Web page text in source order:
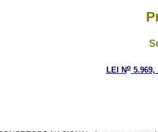
LEI No5.969,